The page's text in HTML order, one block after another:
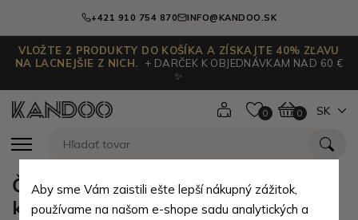
+421 910 754 870 INFO@KANDOO.SK
VLOŽTE 2 PRODUKTY DO KOŠÍKA A ZÍSKAJTE 40% ZĽAVU
NA LACNEJŠIE Z NICH.
+ DARČEK K OBJEDNÁVKAM NAD 60 €
✨
0 0 SK
Čierna dámska kožená ľadvinka s
kvetinovou potlačou Valeria
Aby sme Vám zaistili ešte lepší nákupný zážitok,
používame na našom e-shope sadu analytických a